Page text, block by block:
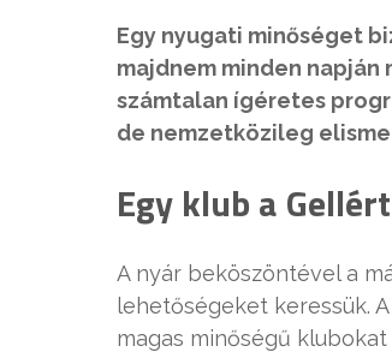
Egy nyugati minőséget
majdnem minden napján
számtalan ígéretes
de nemzetközileg
Egy klub a
A nyár beköszöntével a
lehetőségeket keressük.
magas minőségű